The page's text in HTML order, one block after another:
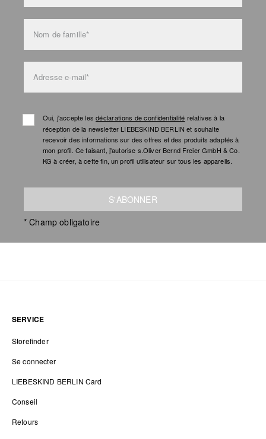
Nom de famille*
Adresse e-mail*
Oui, j'accepte lesdéclarations de confidentialité relatives à la
réception de la newsletter LIEBESKIND BERLIN et souhaite
recevoir des informations sur des offres et des produits adaptés à
mon profil. Ce faisant, j'autorise s.Oliver Bernd Freier GmbH & Co.
KG à créer, à cette fin, un profil utilisateur sur tous les appareils.
S'ABONNER
* Champ obligatoire
SERVICE
Storefinder
Se connecter
LIEBESKIND BERLIN Card
Conseil
Retours